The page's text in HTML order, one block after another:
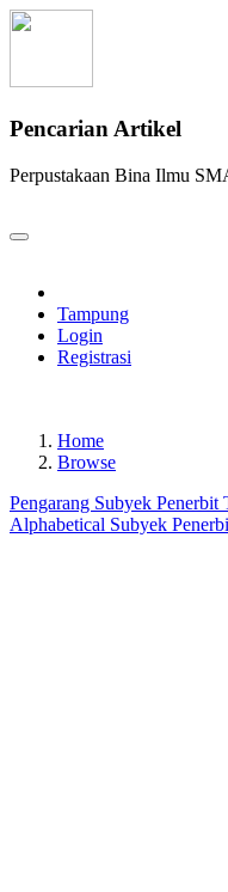
Pencarian Artikel
Perpustakaan Bina Ilmu
Tampung
Login
Registrasi
Home
Browse
Pengarang Subyek Penerbit
Alphabetical Subyek